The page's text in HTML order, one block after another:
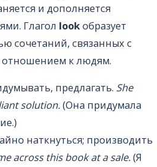
и дополняется
Глагол lookобразует
сочетаний, связанных с
к людям.
предлагать. She
solution.(Она придумала
наткнуться; производить
across this book at a sale.(Я